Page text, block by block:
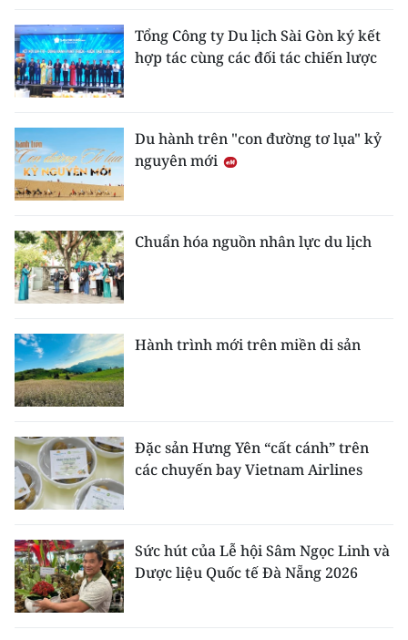
Tổng Công ty Du lịch Sài Gòn ký kết
hợp tác cùng các đối tác chiến lược
Du hành trên "con đường tơ lụa" kỷ
nguyên mới
Chuẩn hóa nguồn nhân lực du lịch
Hành trình mới trên miền di sản
Đặc sản Hưng Yên “cất cánh” trên
các chuyến bay Vietnam Airlines
Sức hút của Lễ hội Sâm Ngọc Linh và
Dược liệu Quốc tế Đà Nẵng 2026